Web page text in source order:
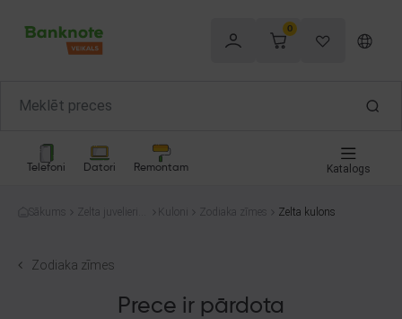
0
Telefoni Datori Remontam Katalogs
Sākums
Zelta juvelierizs
Kuloni Zodiaka zīmes Zelta kulons
Zodiaka zīmes
Prece ir pārdota